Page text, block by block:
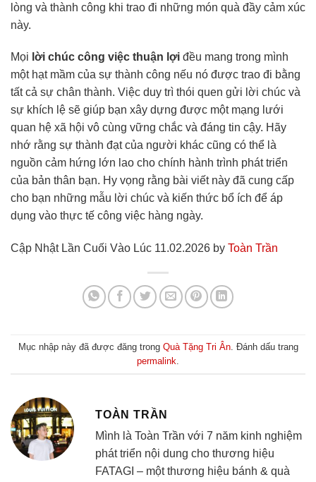
lòng và thành công khi trao đi những món quà đầy cảm xúc
này.
Mọi lời chúc công việc thuận lợi đều mang trong mình
một hạt mầm của sự thành công nếu nó được trao đi bằng
tất cả sự chân thành. Việc duy trì thói quen gửi lời chúc và
sự khích lệ sẽ giúp bạn xây dựng được một mạng lưới
quan hệ xã hội vô cùng vững chắc và đáng tin cậy. Hãy
nhớ rằng sự thành đạt của người khác cũng có thể là
nguồn cảm hứng lớn lao cho chính hành trình phát triển
của bản thân bạn. Hy vọng rằng bài viết này đã cung cấp
cho bạn những mẫu lời chúc và kiến thức bổ ích để áp
dụng vào thực tế công việc hàng ngày.
Cập Nhật Lần Cuối Vào Lúc 11.02.2026 by Toàn Trần
Mục nhập này đã được đăng trong Quà Tặng Tri Ân. Đánh dấu trang
permalink
TOÀN TRẦN
Mình là Toàn Trần với 7 năm kinh nghiệm
phát triển nội dung cho thương hiệu
FATAGI – một thương hiệu bánh & quà